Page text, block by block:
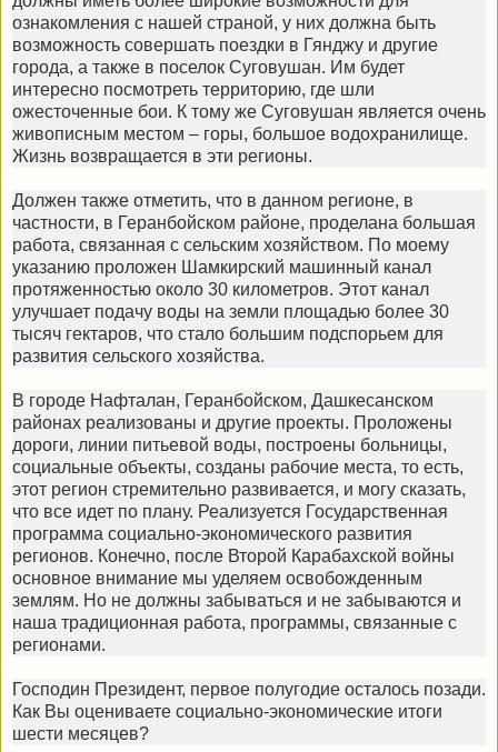
ознакомления с нашей страной, у них должна быть
возможность совершать поездки в Гянджу и другие
города, а также в поселок Суговушан. Им будет
интересно посмотреть территорию, где шли
ожесточенные бои. К тому же Суговушан является очень
живописным местом – горы, большое водохранилище.
Жизнь возвращается в эти регионы.
Должен также отметить, что в данном регионе, в
частности, в Геранбойском районе, проделана большая
работа, связанная с сельским хозяйством. По моему
указанию проложен Шамкирский машинный канал
протяженностью около 30 километров. Этот канал
улучшает подачу воды на земли площадью более 30
тысяч гектаров, что стало большим подспорьем для
развития сельского хозяйства.
В городе Нафталан, Геранбойском, Дашкесанском
районах реализованы и другие проекты. Проложены
дороги, линии питьевой воды, построены больницы,
социальные объекты, созданы рабочие места, то есть,
этот регион стремительно развивается, и могу сказать,
что все идет по плану. Реализуется Государственная
программа социально-экономического развития
регионов. Конечно, после Второй Карабахской войны
основное внимание мы уделяем освобожденным
землям. Но не должны забываться и не забываются и
наша традиционная работа, программы, связанные с
регионами.
Господин Президент, первое полугодие осталось позади.
Как Вы оцениваете социально-экономические итоги
шести месяцев?